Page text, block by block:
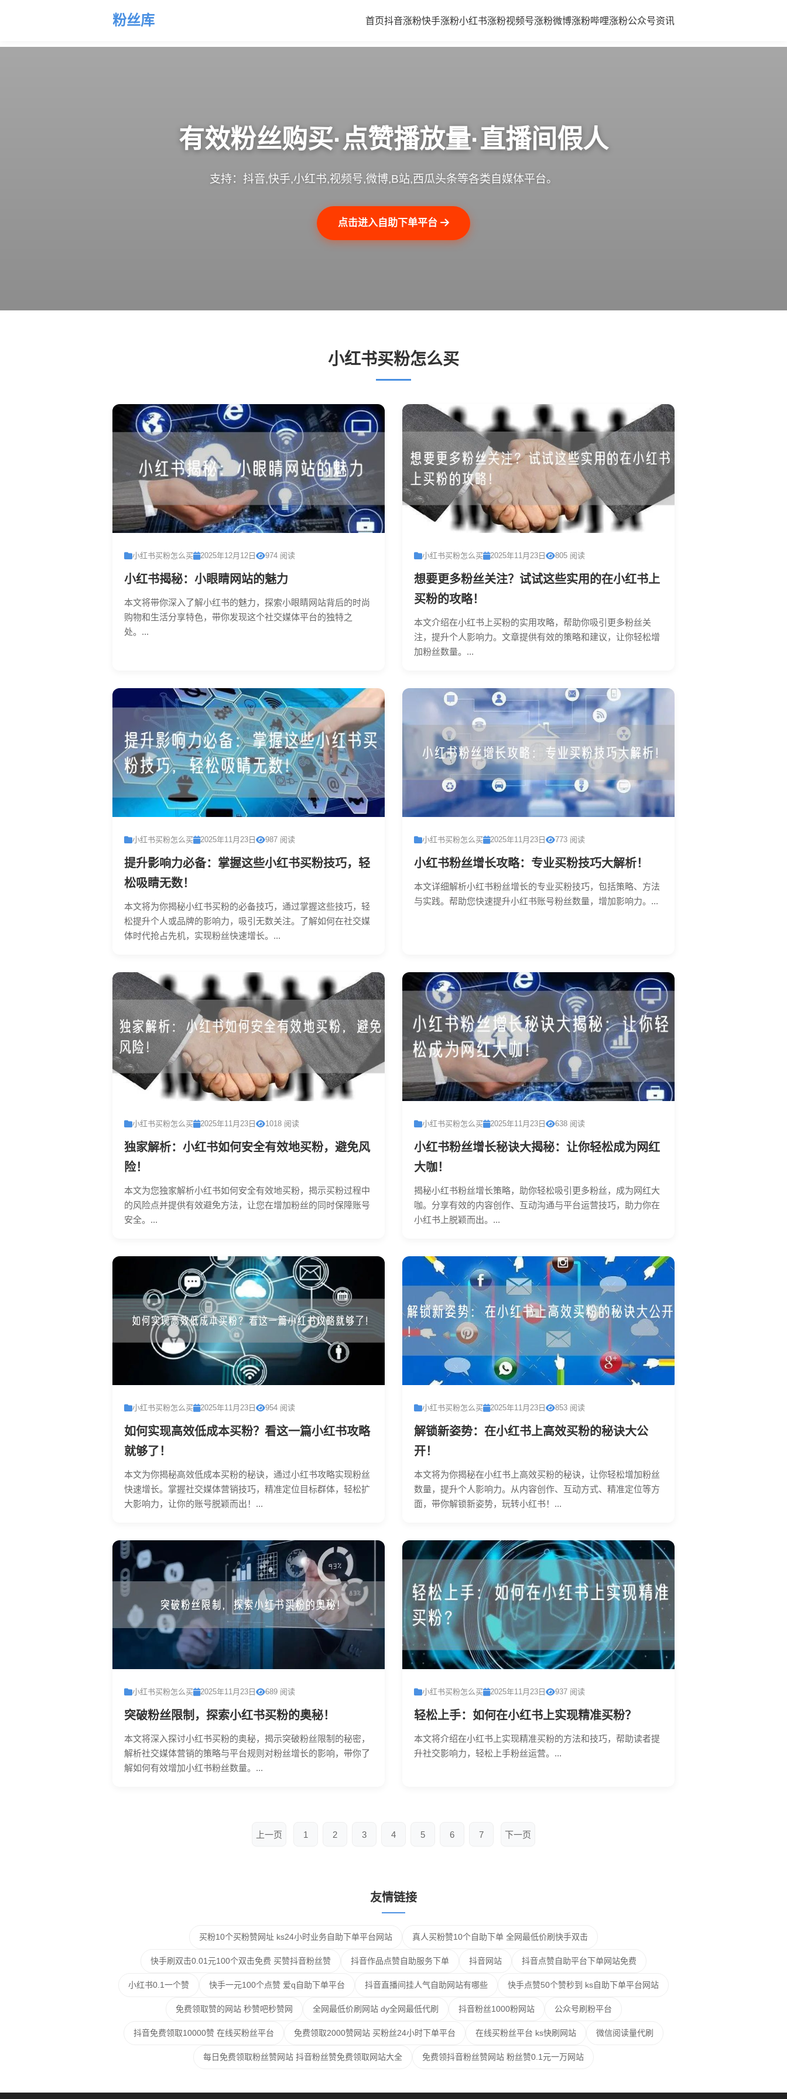
粉丝库 首页抖音涨粉快手涨粉小红书涨粉视频号涨粉微博涨粉哔哩涨粉公众号资讯
有效粉丝购买·点赞播放量·直播间假人
支持：抖音,快手,小红书,视频号,微博,B站,西瓜头条等各类自媒体平台。
点击进入自助下单平台
小红书买粉怎么买
小红书买粉怎么买 2025年12月12日 974 阅读
小红书揭秘：小眼睛网站的魅力
本文将带你深入了解小红书的魅力，探索小眼睛网站背后的时尚
购物和生活分享特色，带你发现这个社交媒体平台的独特之
处。...
小红书买粉怎么买 2025年11月23日 805 阅读
想要更多粉丝关注？试试这些实用的在小红书上
买粉的攻略！
本文介绍在小红书上买粉的实用攻略，帮助你吸引更多粉丝关
注，提升个人影响力。文章提供有效的策略和建议，让你轻松增
加粉丝数量。...
小红书买粉怎么买 2025年11月23日 987 阅读
提升影响力必备：掌握这些小红书买粉技巧，轻
松吸睛无数！
本文将为你揭秘小红书买粉的必备技巧，通过掌握这些技巧，轻
松提升个人或品牌的影响力，吸引无数关注。了解如何在社交媒
体时代抢占先机，实现粉丝快速增长。...
小红书买粉怎么买 2025年11月23日 773 阅读
小红书粉丝增长攻略：专业买粉技巧大解析！
本文详细解析小红书粉丝增长的专业买粉技巧，包括策略、方法
与实践。帮助您快速提升小红书账号粉丝数量，增加影响力。...
小红书买粉怎么买 2025年11月23日 1018 阅读
独家解析：小红书如何安全有效地买粉，避免风
险！
本文为您独家解析小红书如何安全有效地买粉，揭示买粉过程中
的风险点并提供有效避免方法，让您在增加粉丝的同时保障账号
安全。...
小红书买粉怎么买 2025年11月23日 638 阅读
小红书粉丝增长秘诀大揭秘：让你轻松成为网红
大咖！
揭秘小红书粉丝增长策略，助你轻松吸引更多粉丝，成为网红大
咖。分享有效的内容创作、互动沟通与平台运营技巧，助力你在
小红书上脱颖而出。...
小红书买粉怎么买 2025年11月23日 954 阅读
如何实现高效低成本买粉？看这一篇小红书攻略
就够了！
本文为你揭秘高效低成本买粉的秘诀，通过小红书攻略实现粉丝
快速增长。掌握社交媒体营销技巧，精准定位目标群体，轻松扩
大影响力，让你的账号脱颖而出！...
小红书买粉怎么买 2025年11月23日 853 阅读
解锁新姿势：在小红书上高效买粉的秘诀大公
开！
本文将为你揭秘在小红书上高效买粉的秘诀，让你轻松增加粉丝
数量，提升个人影响力。从内容创作、互动方式、精准定位等方
面，带你解锁新姿势，玩转小红书！...
小红书买粉怎么买 2025年11月23日 689 阅读
突破粉丝限制，探索小红书买粉的奥秘！
本文将深入探讨小红书买粉的奥秘，揭示突破粉丝限制的秘密，
解析社交媒体营销的策略与平台规则对粉丝增长的影响，带你了
解如何有效增加小红书粉丝数量。...
小红书买粉怎么买 2025年11月23日 937 阅读
轻松上手：如何在小红书上实现精准买粉？
本文将介绍在小红书上实现精准买粉的方法和技巧，帮助读者提
升社交影响力，轻松上手粉丝运营。...
上一页 1 2 3 4 5 6 7 下一页
友情链接
买粉10个买粉赞网址 ks24小时业务自助下单平台网站 真人买粉赞10个自助下单 全网最低价刷快手双击
快手刷双击0.01元100个双击免费 买赞抖音粉丝赞 抖音作品点赞自助服务下单 抖音网站 抖音点赞自助平台下单网站免费
小红书0.1一个赞 快手一元100个点赞 爱q自助下单平台 抖音直播间挂人气自助网站有哪些 快手点赞50个赞秒到 ks自助下单平台网站
免费领取赞的网站 秒赞吧秒赞网 全网最低价刷网站 dy全网最低代刷 抖音粉丝1000粉网站 公众号刷粉平台
抖音免费领取10000赞 在线买粉丝平台 免费领取2000赞网站 买粉丝24小时下单平台 在线买粉丝平台 ks快刷网站 微信阅读量代刷
每日免费领取粉丝赞网站 抖音粉丝赞免费领取网站大全 免费领抖音粉丝赞网站 粉丝赞0.1元一万网站